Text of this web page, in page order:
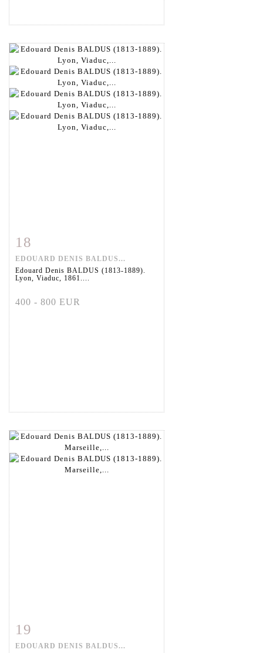
Fiche détaillée
18
EDOUARD DENIS BALDUS...
Edouard Denis BALDUS (1813-1889).
Lyon, Viaduc, 1861....
400 - 800 EUR
Fiche détaillée
19
EDOUARD DENIS BALDUS...